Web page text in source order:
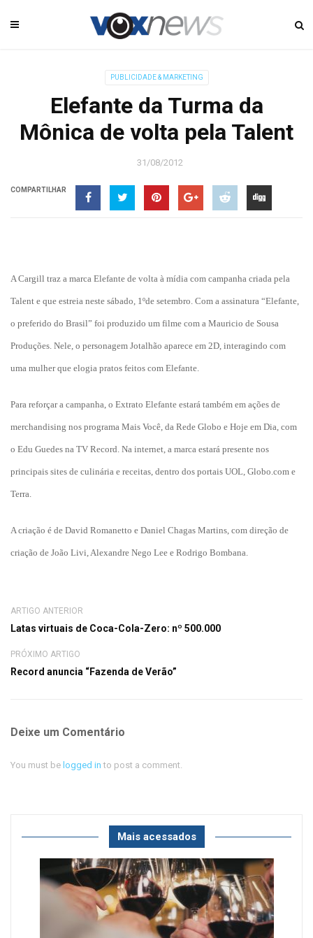
PUBLICIDADE & MARKETING
Elefante da Turma da
Mônica de volta pela Talent
31/08/2012
COMPARTILHAR
A Cargill traz a marca Elefante de volta à mídia com campanha criada pela
Talent e que estreia neste sábado, 1ºde setembro. Com a assinatura “Elefante,
o preferido do Brasil” foi produzido um filme com a Mauricio de Sousa
Produções. Nele, o personagem Jotalhão aparece em 2D, interagindo com
uma mulher que elogia pratos feitos com Elefante.
Para reforçar a campanha, o Extrato Elefante estará também em ações de
merchandising nos programa Mais Você, da Rede Globo e Hoje em Dia, com
o Edu Guedes na TV Record. Na internet, a marca estará presente nos
principais sites de culinária e receitas, dentro dos portais UOL, Globo.com e
Terra.
A criação é de David Romanetto e Daniel Chagas Martins, com direção de
criação de João Livi, Alexandre Nego Lee e Rodrigo Bombana.
ARTIGO ANTERIOR
Latas virtuais de Coca-Cola-Zero: nº 500.000
PRÓXIMO ARTIGO
Record anuncia “Fazenda de Verão”
Deixe um Comentário
You must be logged in to post a comment.
Mais acessados